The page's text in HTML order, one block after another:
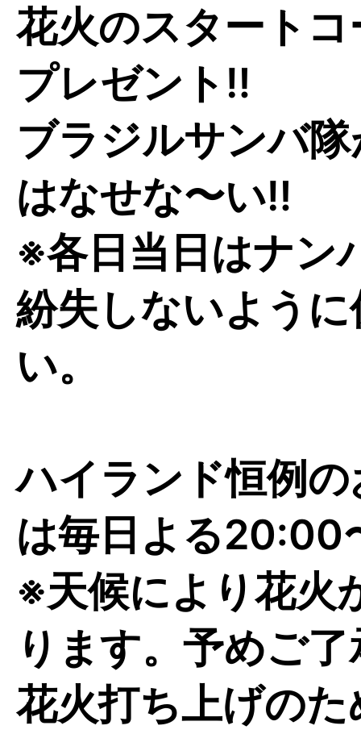
花火のスタート
プレゼント‼︎
ブラジルサンバ
はなせな〜い‼︎
※各日当日はナン
紛失しないよう
い。
ハイランド恒例
は毎日よる20:00
※天候により花火
ります。予めご
花火打ち上げの